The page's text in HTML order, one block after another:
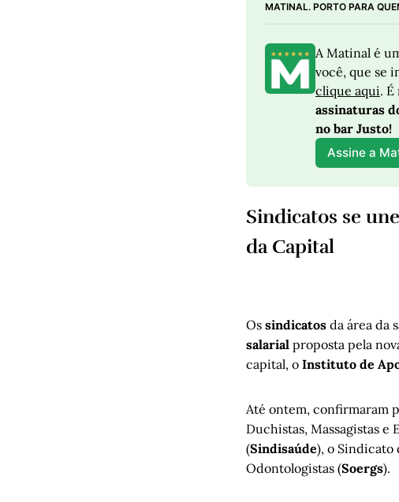
MATINAL. PORTO PARA
A Matinal é
clique aqui.
assinaturas
no bar Justo!
Assine a
Sindicatos se
da Capital
Os sindicatos da área da
salarial proposta pela
capital, o Instituto de
Até ontem, confirmaram
Duchistas, Massagistas e
(Sindisaúde), o Sindicato
Odontologistas (Soergs).